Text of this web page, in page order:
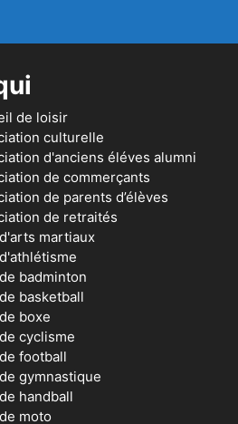
de loisir
culturelle
d'anciens éléves alumni
de commerçants
de parents d’élèves
de retraités
martiaux
badminton
basketball
boxe
cyclisme
football
gymnastique
handball
moto